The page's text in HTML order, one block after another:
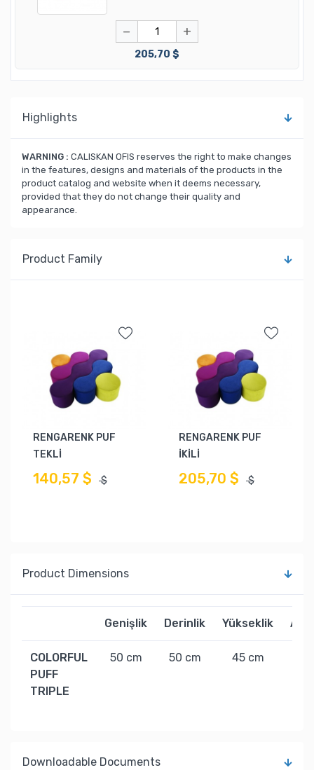
− +
205,70 $
Highlights
WARNING : CALISKAN OFIS reserves the right to make changes
in the features, designs and materials of the products in the
product catalog and website when it deems necessary,
provided that they do not change their quality and
appearance.
Product Family
RENGARENK PUF
TEKLİ
140,57 $ $
RENGARENK PUF
İKİLİ
205,70 $ $
Product Dimensions
Genişlik Derinlik Yükseklik
COLORFUL
PUFF
TRIPLE
50 cm 50 cm 45 cm
Downloadable Documents